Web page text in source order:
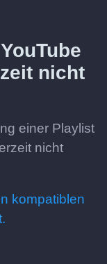
nicht
einer Playlist
nicht
kompatiblen